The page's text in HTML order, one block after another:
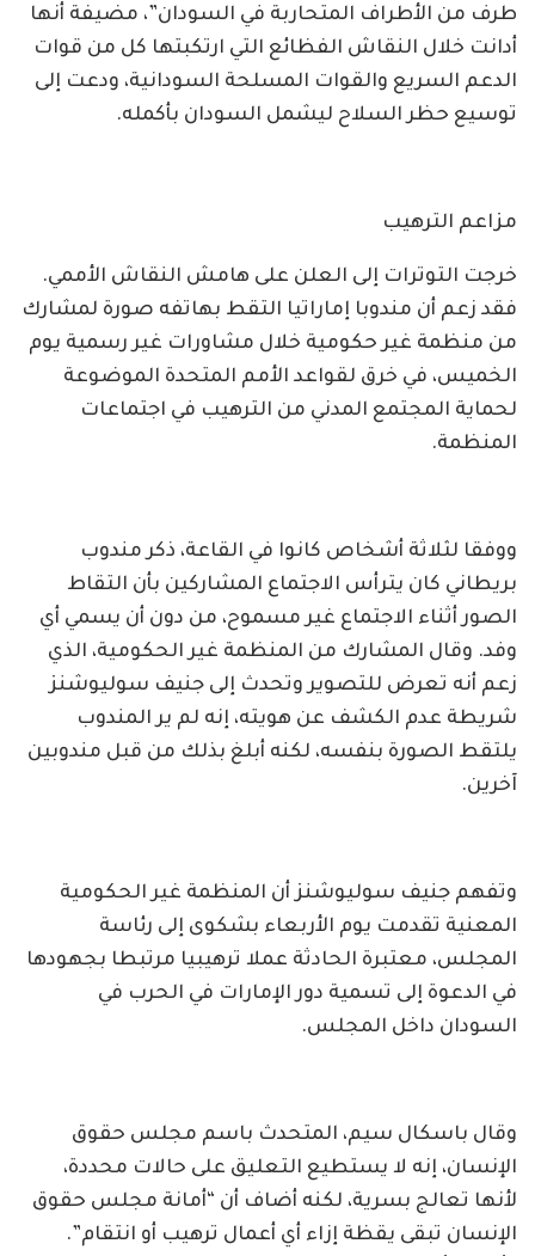
طرف من الأطراف المتحاربة في السودان”، مضيفة أنها
أدانت خلال النقاش الفظائع التي ارتكبتها كل من قوات
الدعم السريع والقوات المسلحة السودانية، ودعت إلى
توسيع حظر السلاح ليشمل السودان بأكمله.
مزاعم الترهيب
خرجت التوترات إلى العلن على هامش النقاش الأممي.
فقد زعم أن مندوبا إماراتيا التقط بهاتفه صورة لمشارك
من منظمة غير حكومية خلال مشاورات غير رسمية يوم
الخميس، في خرق لقواعد الأمم المتحدة الموضوعة
لحماية المجتمع المدني من الترهيب في اجتماعات
المنظمة.
ووفقا لثلاثة أشخاص كانوا في القاعة، ذكر مندوب
بريطاني كان يترأس الاجتماع المشاركين بأن التقاط
الصور أثناء الاجتماع غير مسموح، من دون أن يسمي أي
وفد. وقال المشارك من المنظمة غير الحكومية، الذي
زعم أنه تعرض للتصوير وتحدث إلى جنيف سوليوشنز
شريطة عدم الكشف عن هويته، إنه لم ير المندوب
يلتقط الصورة بنفسه، لكنه أبلغ بذلك من قبل مندوبين
آخرين.
وتفهم جنيف سوليوشنز أن المنظمة غير الحكومية
المعنية تقدمت يوم الأربعاء بشكوى إلى رئاسة
المجلس، معتبرة الحادثة عملا ترهيبيا مرتبطا بجهودها
في الدعوة إلى تسمية دور الإمارات في الحرب في
السودان داخل المجلس.
وقال باسكال سيم، المتحدث باسم مجلس حقوق
الإنسان، إنه لا يستطيع التعليق على حالات محددة،
لأنها تعالج بسرية، لكنه أضاف أن “أمانة مجلس حقوق
الإنسان تبقى يقظة إزاء أي أعمال ترهيب أو انتقام”.